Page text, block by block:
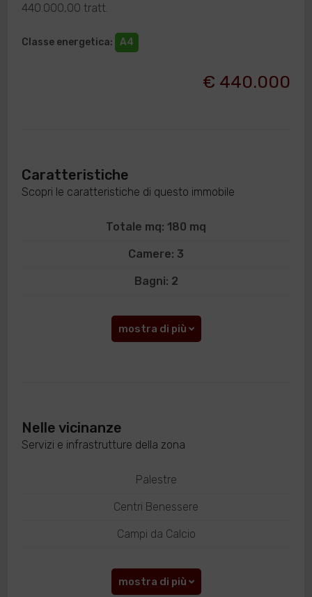
440.000,00 tratt.
Classe energetica: A4
€ 440.000
Caratteristiche
Scopri le caratteristiche di questo immobile
Totale mq: 180 mq
Camere: 3
Bagni: 2
mostra di più
Nelle vicinanze
Servizi e infrastrutture della zona
Palestre
Centri Benessere
Campi da Calcio
mostra di più